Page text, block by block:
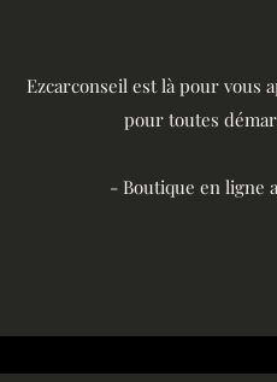
Ezcarconseil est là pour vous
pour toutes
- Boutique en ligne